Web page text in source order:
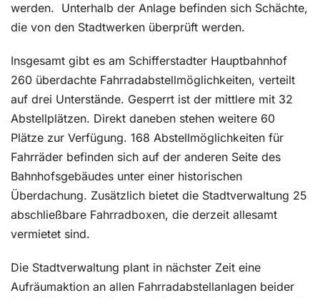
werden. Unterhalb der Anlage befinden sich Schächte,
die von den Stadtwerken überprüft werden.
Insgesamt gibt es am Schifferstadter Hauptbahnhof
260 überdachte Fahrradabstellmöglichkeiten, verteilt
auf drei Unterstände. Gesperrt ist der mittlere mit 32
Abstellplätzen. Direkt daneben stehen weitere 60
Plätze zur Verfügung. 168 Abstellmöglichkeiten für
Fahrräder befinden sich auf der anderen Seite des
Bahnhofsgebäudes unter einer historischen
Überdachung. Zusätzlich bietet die Stadtverwaltung 25
abschließbare Fahrradboxen, die derzeit allesamt
vermietet sind.
Die Stadtverwaltung plant in nächster Zeit eine
Aufräumaktion an allen Fahrradabstellanlagen beider